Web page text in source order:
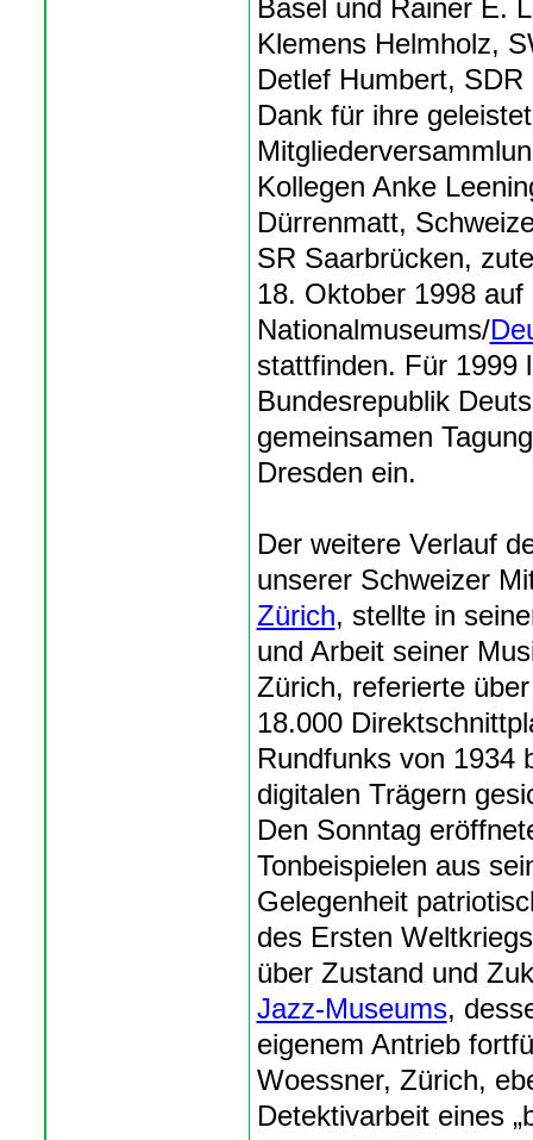
Basel und Rainer E.
Klemens Helmholz,
Detlef Humbert,
Dank für ihre
Kollegen Anke
Dürrenmatt,
SR Saarbrücken,
18. Oktober 1998
Nationalmuseums/
stattfinden. Für 1999
Bundesrepublik
gemeinsamen
Dresden ein.
Der weitere Verlauf
unserer Schweizer
Zürich, stellte in
und Arbeit seiner
Zürich, referierte
18.000
Rundfunks von 1934
digitalen Trägern
Den Sonntag
Tonbeispielen aus
Gelegenheit
des Ersten
über Zustand und
Jazz-Museums,
eigenem Antrieb
Woessner, Zürich,
Detektivarbeit eines